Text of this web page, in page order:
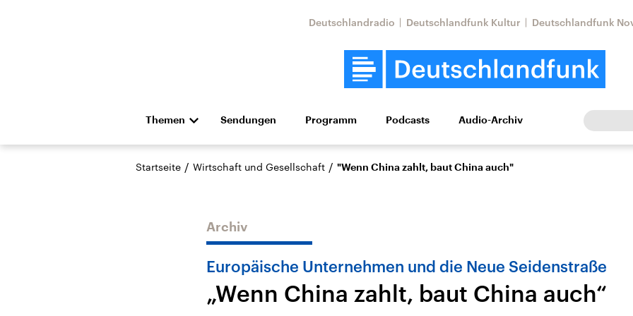
Deutschlandradio Deutschlandfunk Kultur Deutschlandfunk
Themen
Die Nachrichten Politik Wirtschaft Wissen Kultur Europa
Hörspiel und Feature Musik
Landtagswahl Sachsen-
Anhalt 2026
USA
Nahostkonflikt
Iran
Sendungen Programm Podcasts Audio-Archiv
Startseite / Wirtschaft und Gesellschaft / "Wenn China zahlt, baut China auch"
Archiv
Europäische Unternehmen und die Neue Seidenstraße
„Wenn China zahlt, baut China auch“